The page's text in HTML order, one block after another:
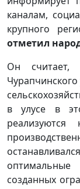
каналам,
крупного
отметил
Он считает,
в улусе в
созданных